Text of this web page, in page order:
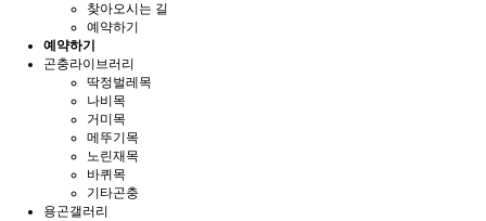
찾아오시는 길
예약하기
예약하기
곤충라이브러리
딱정벌레목
나비목
거미목
메뚜기목
노린재목
바퀴목
기타곤충
용곤갤러리